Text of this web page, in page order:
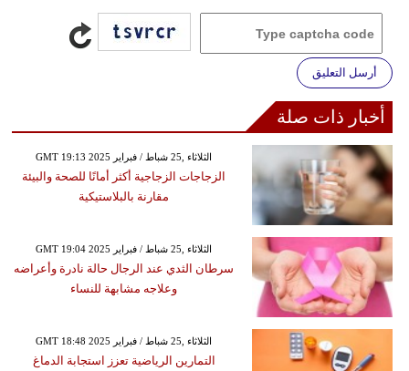
أرسل التعليق
أخبار ذات صلة
GMT 19:13 2025 الثلاثاء ,25 شباط / فبراير
الزجاجات الزجاجية أكثر أمانًا للصحة والبيئة
مقارنة بالبلاستيكية
GMT 19:04 2025 الثلاثاء ,25 شباط / فبراير
سرطان الثدي عند الرجال حالة نادرة وأعراضه
وعلاجه مشابهة للنساء
GMT 18:48 2025 الثلاثاء ,25 شباط / فبراير
التمارين الرياضية تعزز استجابة الدماغ